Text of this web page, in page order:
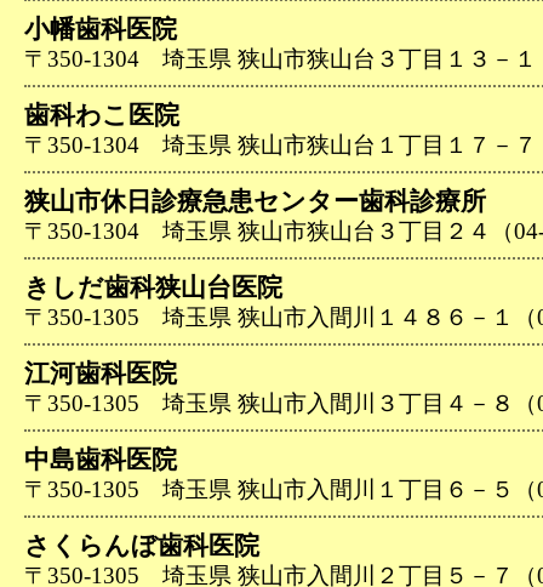
小幡歯科医院
〒350-1304 埼玉県 狭山市狭山台３丁目１３－１
歯科わこ医院
〒350-1304 埼玉県 狭山市狭山台１丁目１７－７
狭山市休日診療急患センター歯科診療所
〒350-1304 埼玉県 狭山市狭山台３丁目２４（
きしだ歯科狭山台医院
〒350-1305 埼玉県 狭山市入間川１４８６－１（
江河歯科医院
〒350-1305 埼玉県 狭山市入間川３丁目４－８（
中島歯科医院
〒350-1305 埼玉県 狭山市入間川１丁目６－５（
さくらんぼ歯科医院
〒350-1305 埼玉県 狭山市入間川２丁目５－７（